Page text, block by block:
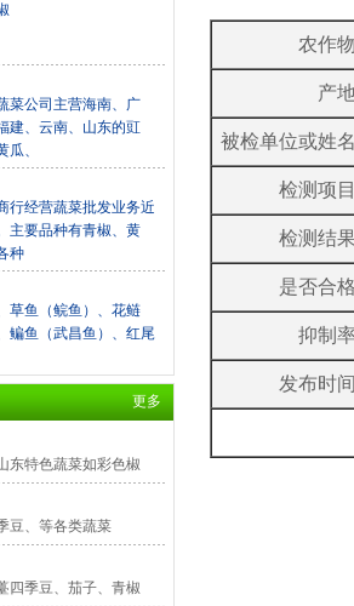
菜公司主营海南、广
建、云南、山东的豇
瓜、
行经营蔬菜批发业务近
主要品种有青椒、黄
种
草鱼（鲩鱼）、花鲢
鳊鱼（武昌鱼）、红尾
更多
东特色蔬菜如彩色椒
豆、等各类蔬菜
四季豆、茄子、青椒
农作
产
被检单位或姓
检测项
检测结
是否合
抑制
发布时